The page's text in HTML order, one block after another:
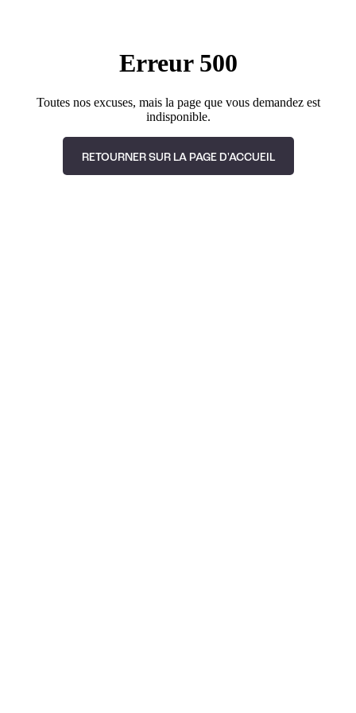
Erreur 500
Toutes nos excuses, mais la page que vous demandez est
indisponible.
RETOURNER SUR LA PAGE D'ACCUEIL